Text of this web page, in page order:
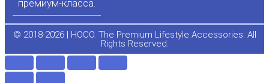
премиум-класса.
-
f
© 2018-2026 | HOCO. The Premium Lifestyle Accessories. All
Rights Reserved.